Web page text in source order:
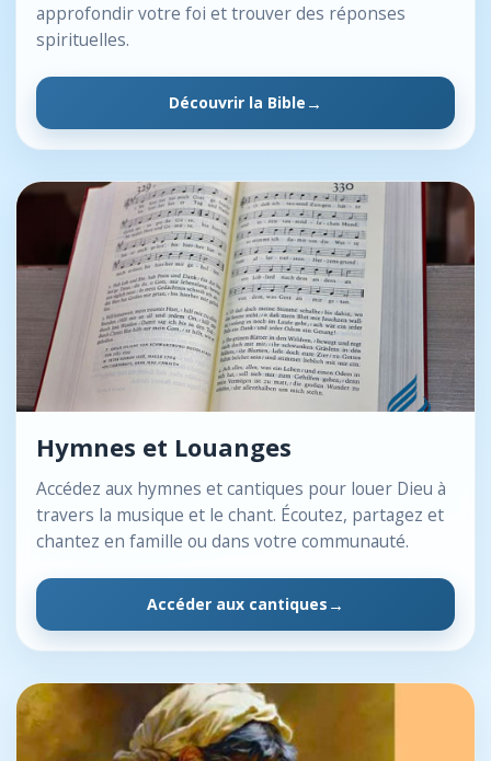
approfondir votre foi et trouver des réponses
spirituelles.
Découvrir la Bible
Hymnes et Louanges
Accédez aux hymnes et cantiques pour louer Dieu à
travers la musique et le chant. Écoutez, partagez et
chantez en famille ou dans votre communauté.
Accéder aux cantiques